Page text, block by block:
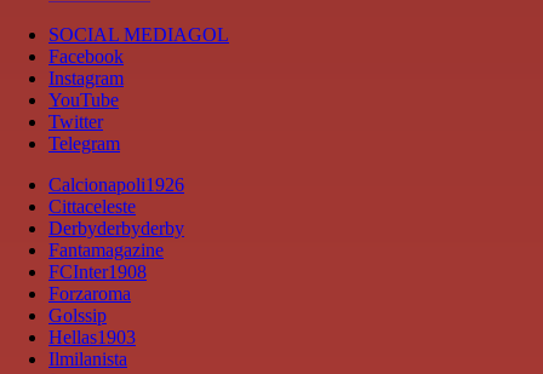
SOCIAL MEDIAGOL
Facebook
Instagram
YouTube
Twitter
Telegram
Calcionapoli1926
Cittaceleste
Derbyderbyderby
Fantamagazine
FCInter1908
Forzaroma
Golssip
Hellas1903
Ilmilanista